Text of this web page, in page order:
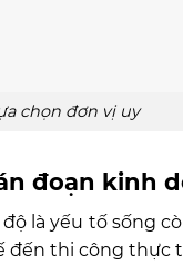
chọn đơn vị uy
đoạn kinh
là yếu tố sống
đến thi công thực